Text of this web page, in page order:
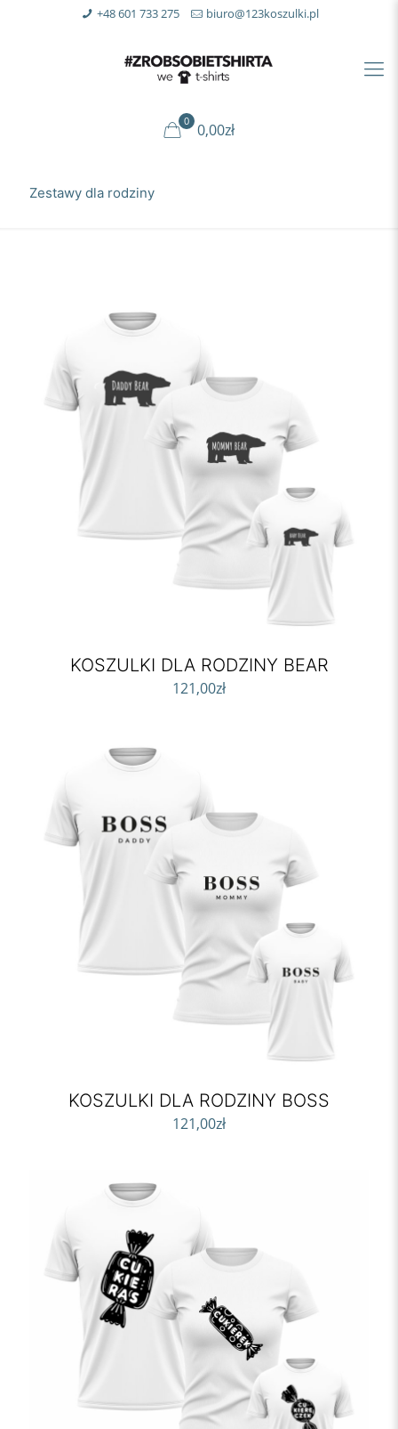
+48 601 733 275 biuro@123koszulki.pl
0 0,00zł
Zestawy dla rodziny
KOSZULKI DLA RODZINY BEAR
121,00zł
KOSZULKI DLA RODZINY BOSS
121,00zł